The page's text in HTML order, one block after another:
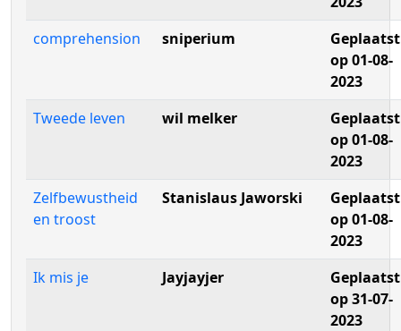
comprehension
sniperium
Geplaatst
op 01-08-
2023
Tweede leven
wil melker
Geplaatst
op 01-08-
2023
Zelfbewustheid
en troost
Stanislaus Jaworski
Geplaatst
op 01-08-
2023
Ik mis je
Jayjayjer
Geplaatst
op 31-07-
2023